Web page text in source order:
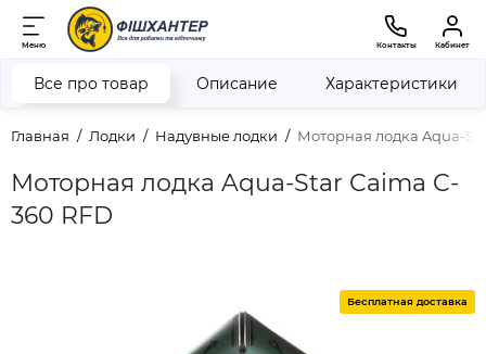
Меню Контакты Кабинет
Главная Лодки Надувные лодки Моторная лодка Aqua-
Моторная лодка Aqua-Star Caima C-
360 RFD
Все про товар Описание Характеристики
Бесплатная доставка